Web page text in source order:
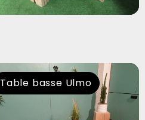
Table basse Ulmo